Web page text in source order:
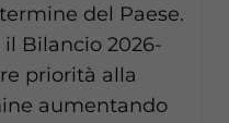
del Paese.
Bilancio 2026-
priorità alla
aumentando